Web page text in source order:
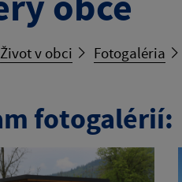
Život v obci Fotogaléria
fotogalérií: